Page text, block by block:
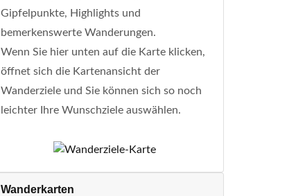
Gipfelpunkte, Highlights und
bemerkenswerte Wanderungen.
Wenn Sie hier unten auf die Karte klicken,
öffnet sich die Kartenansicht der
Wanderziele und Sie können sich so noch
leichter Ihre Wunschziele auswählen.
Wanderkarten